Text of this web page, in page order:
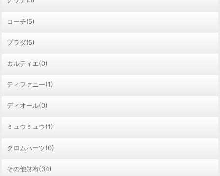
コーチ(5)
プラダ(5)
カルティエ(0)
ティファニー(1)
ディオール(0)
ミュウミュウ(1)
クロムハーツ(0)
その他財布(34)